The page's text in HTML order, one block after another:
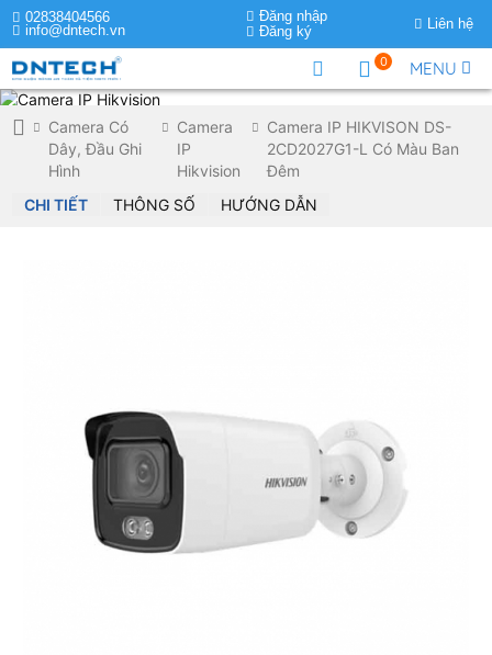
02838404566
info@dntech.vn
Đăng nhập
Đăng ký
Liên hệ
MENU
0
Camera Có
Dây, Đầu Ghi
Hình
Camera
IP
Hikvision
Camera IP HIKVISON DS-
2CD2027G1-L Có Màu Ban
Đêm
CHI TIẾT
THÔNG SỐ HƯỚNG DẪN